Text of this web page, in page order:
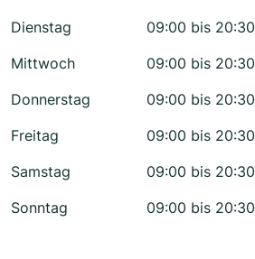
Dienstag
09:00 bis 20:30
Mittwoch
09:00 bis 20:30
Donnerstag
09:00 bis 20:30
Freitag
09:00 bis 20:30
Samstag
09:00 bis 20:30
Sonntag
09:00 bis 20:30